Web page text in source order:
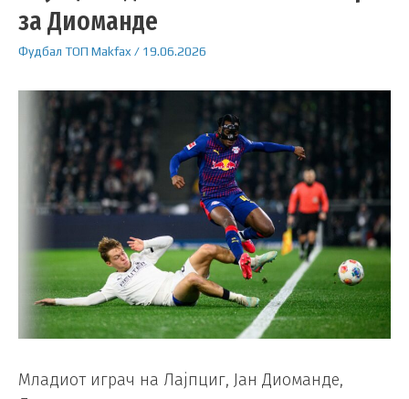
за Диоманде
Фудбал ТОП Makfax / 19.06.2026
Младиот играч на Лајпциг, Јан Диоманде,